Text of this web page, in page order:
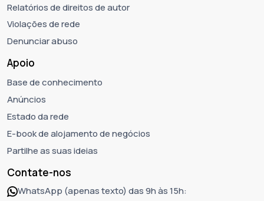
Relatórios de direitos de autor
Violações de rede
Denunciar abuso
Apoio
Base de conhecimento
Anúncios
Estado da rede
E-book de alojamento de negócios
Partilhe as suas ideias
Contate-nos
WhatsApp (apenas texto) das 9h às 15h: